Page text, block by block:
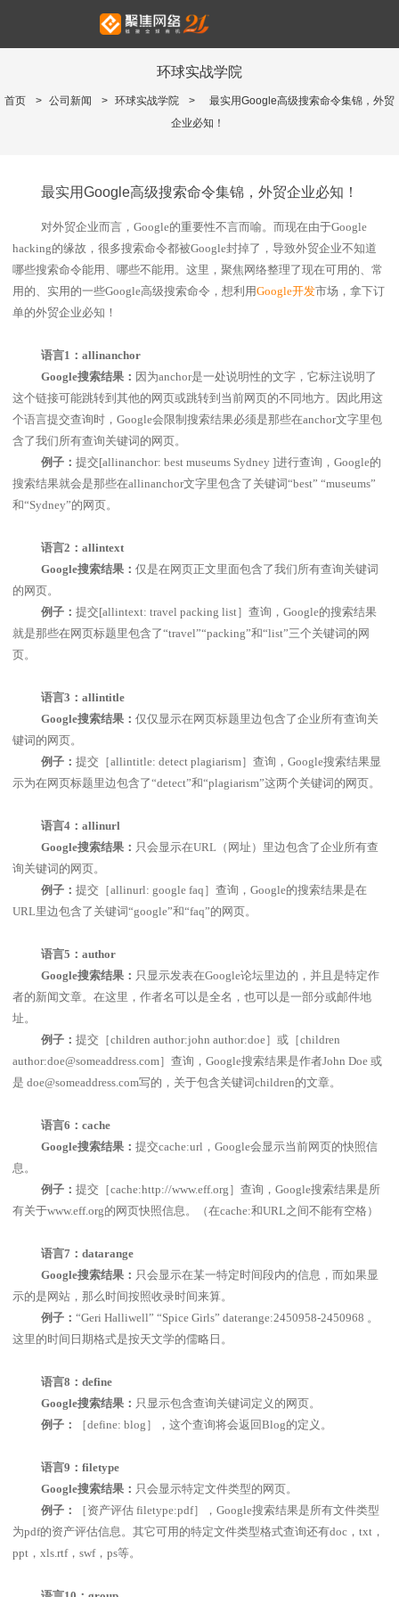
环球实战学院
首页 > 公司新闻 > 环球实战学院 >
最实用Google高级搜索命令集锦，外贸
企业必知！
最实用Google高级搜索命令集锦，外贸企业必知！
对外贸企业而言， Google的重要性不言而喻。而现在由于Google
hacking的缘故，很多搜索命令都被Google封掉了，导致外贸企业不知道
哪些搜索命令能用、哪些不能用。这里，聚焦网络整理了现在可用的、常
用的、实用的一些Google高级搜索命令，想利用Google开发市场，拿下订
单的外贸企业必知！
语言1 ： allinanchor
Google搜索结果： 因为anchor是一处说明性的文字，它标注说明了
这个链接可能跳转到其他的网页或跳转到当前网页的不同地方。因此用这
个语言提交查询时， Google会限制搜索结果必须是那些在anchor文字里包
含了我们所有查询关键词的网页。
例子： 提交[allinanchor: best museums Sydney ]进行查询， Google的
搜索结果就会是那些在allinanchor文字里包含了关键词“best” “museums”
和“Sydney”的网页。
语言2 ： allintext
Google搜索结果： 仅是在网页正文里面包含了我们所有查询关键词
的网页。
例子： 提交[allintext: travel packing list］查询， Google的搜索结果
就是那些在网页标题里包含了“travel”“packing”和“list”三个关键词的网
页。
语言3 ： allintitle
Google搜索结果： 仅仅显示在网页标题里边包含了企业所有查询关
键词的网页。
例子： 提交［allintitle: detect plagiarism］查询， Google搜索结果显
示为在网页标题里边包含了“detect”和“plagiarism”这两个关键词的网页。
语言4： allinurl
Google搜索结果： 只会显示在URL （网址）里边包含了企业所有查
询关键词的网页。
例子： 提交［allinurl: google faq ］查询， Google的搜索结果是在
URL里边包含了关键词“google”和“faq”的网页。
语言5 ： author
Google搜索结果： 只显示发表在Google论坛里边的，并且是特定作
者的新闻文章。在这里，作者名可以是全名，也可以是一部分或邮件地
址。
例子： 提交［children author:john author:doe］或［children
author:doe@someaddress.com］查询， Google搜索结果是作者John Doe 或
是 doe@someaddress.com写的，关于包含关键词children的文章。
语言6 ： cache
Google搜索结果： 提交cache:url ， Google会显示当前网页的快照信
息。
例子： 提交［cache:http://www.eff.org ］查询， Google搜索结果是所
有关于www.eff.org的网页快照信息。（在cache:和URL之间不能有空格）
语言7 ： datarange
Google搜索结果： 只会显示在某一特定时间段内的信息，而如果显
示的是网站，那么时间按照收录时间来算。
例子： “Geri Halliwell” “Spice Girls” daterange:2450958-2450968 。
这里的时间日期格式是按天文学的儒略日。
语言8 ： define
Google搜索结果： 只显示包含查询关键词定义的网页。
例子：
［define: blog ］，这个查询将会返回Blog的定义。
语言9 ： filetype
Google搜索结果： 只会显示特定文件类型的网页。
例子：
［资产评估filetype:pdf］， Google搜索结果是所有文件类型
为pdf的资产评估信息。其它可用的特定文件类型格式查询还有doc， txt，
ppt， xls.rtf， swf， ps等。